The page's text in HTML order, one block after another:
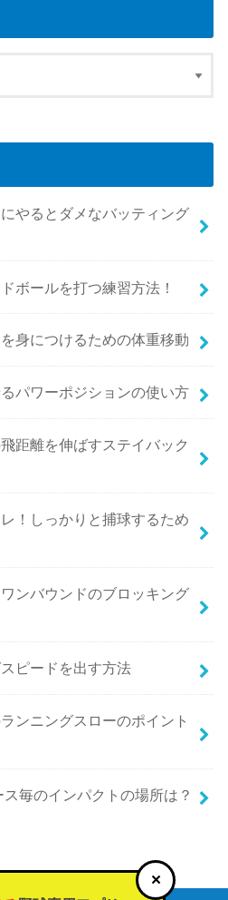
やるとダメなバッティング
ボールを打つ練習方法！
身につけるための体重移動
パワーポジションの使い方
距離を伸ばすステイバック
！しっかりと捕球するため
ンバウンドのブロッキング
ピードを出す方法
ンニングスローのポイント
毎のインパクトの場所は？
×